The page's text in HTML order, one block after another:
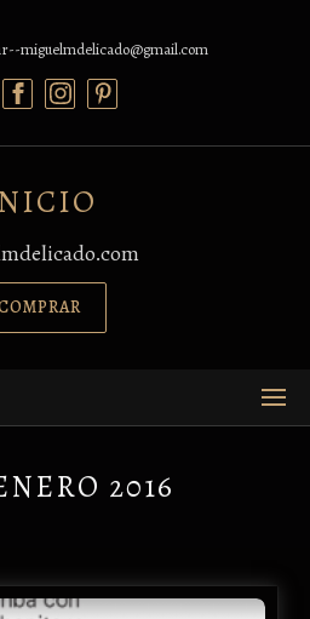
miguelmdelicado@gmail.com
2016